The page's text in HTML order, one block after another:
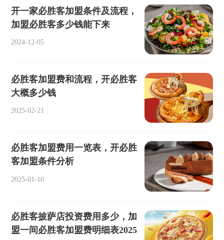
开一家必胜客加盟条件及流程，
加盟必胜客多少钱能下来
2024-12-05
必胜客加盟费和流程，开必胜客
大概多少钱
2025-02-21
必胜客加盟费用一览表，开必胜
客加盟条件分析
2025-01-10
必胜客披萨店投资费用多少，加
盟一间必胜客加盟费明细表2025